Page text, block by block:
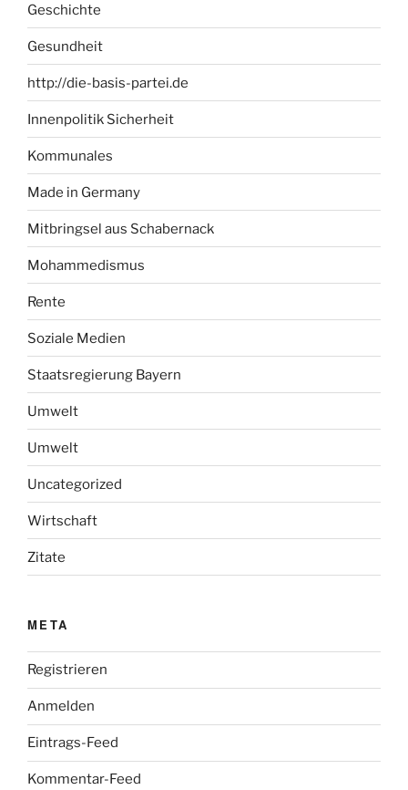
Geschichte
Gesundheit
http://die-basis-partei.de
Innenpolitik Sicherheit
Kommunales
Made in Germany
Mitbringsel aus Schabernack
Mohammedismus
Rente
Soziale Medien
Staatsregierung Bayern
Umwelt
Umwelt
Uncategorized
Wirtschaft
Zitate
META
Registrieren
Anmelden
Eintrags-Feed
Kommentar-Feed